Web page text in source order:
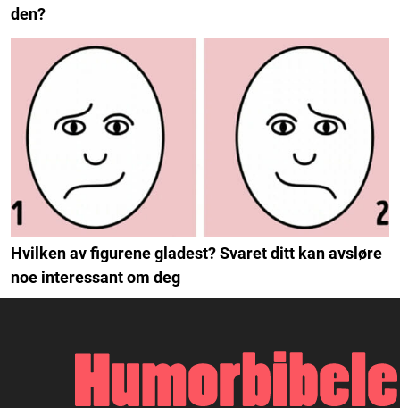
den?
Hvilken av figurene gladest? Svaret ditt kan avsløre
noe interessant om deg